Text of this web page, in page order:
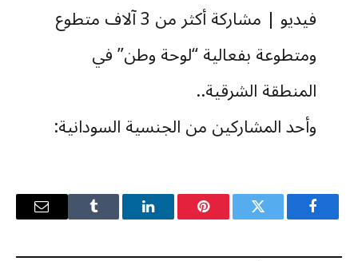
فيديو | مشاركة أكثر من 3 آلاف متطوع
ومتطوعة بفعالية “لوحة وطن” في
المنطقة الشرقية..
وأحد المشاركين من الجنسية السودانية:
السعودية#الإخبارية
فيسبوك تويتر بينتيريستلينكدإن Tumblr
البريد